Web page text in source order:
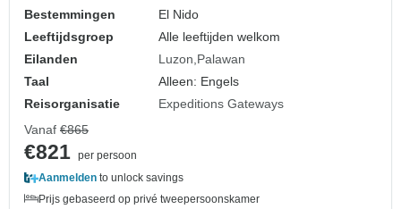
Bestemmingen
El Nido
Leeftijdsgroep
Alle leeftijden welkom
Eilanden
Luzon Palawan
Taal
Alleen: Engels
Reisorganisatie
Expeditions Gateways
Vanaf €865
€821 per persoon
Aanmelden to unlock savings
Prijs gebaseerd op privé tweepersoonskamer